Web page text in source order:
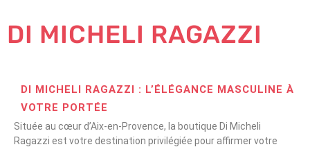
DI MICHELI RAGAZZI
DI MICHELI RAGAZZI : L’ÉLÉGANCE MASCULINE À
VOTRE PORTÉE
Située au cœur d’Aix-en-Provence, la boutique Di Micheli
Ragazzi est votre destination privilégiée pour affirmer votre